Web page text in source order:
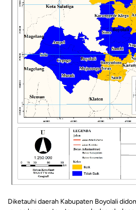
Diketauhi daerah Kabupaten Boyolali